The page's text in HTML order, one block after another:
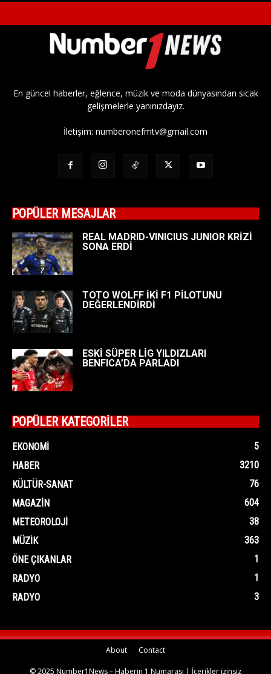
En güncel haberler, eğlence, müzik ve moda dünyasından sıcak
gelişmelerle yanınızdayız.
İletişim: numberonefmtv@gmail.com
POPÜLER MESAJLAR
REAL MADRID-VINICIUS JUNIOR KRİZİ
SONA ERDİ
TOTO WOLFF İKİ F1 PİLOTUNU
DEĞERLENDİRDİ
ESKİ SÜPER LİG YILDIZLARI
BENFICA’DA PARLADI
POPÜLER KATEGORİLER
EKONOMI
5
HABER
3210
KÜLTÜR-SANAT
76
MAGAZIN
604
METEOROLOJI
38
MÜZIK
363
ÖNE ÇIKANLAR
1
RADYO
1
RADYO
3
About Contact
© 2025 Number1News – Haberin 1 Numarası | İçerikler izinsiz